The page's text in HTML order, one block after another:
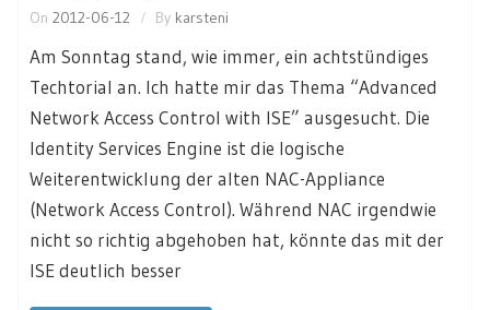
On 2012-06-12 By karsteni
Am Sonntag stand, wie immer, ein achtstündiges
Techtorial an. Ich hatte mir das Thema “Advanced
Network Access Control with ISE” ausgesucht. Die
Identity Services Engine ist die logische
Weiterentwicklung der alten NAC-Appliance
(Network Access Control). Während NAC irgendwie
nicht so richtig abgehoben hat, könnte das mit der
ISE deutlich besser